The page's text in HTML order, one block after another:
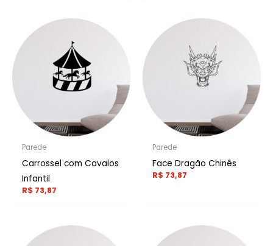
Parede
Carrossel com Cavalos
Infantil
R$ 73,87
Parede
Face Dragão Chinês
R$ 73,87